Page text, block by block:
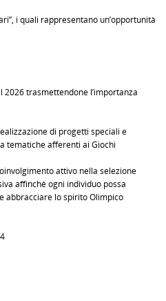
i quali rappresentano un’opportunità
2026 trasmettendone l’importanza
di progetti speciali e
tematiche afferenti ai Giochi
attivo nella selezione
affinché ogni individuo possa
abbracciare lo spirito Olimpico